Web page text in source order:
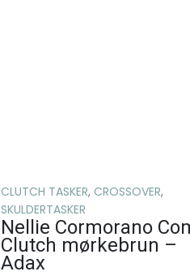
CLUTCH TASKER, CROSSOVER,
SKULDERTASKER
Nellie Cormorano
Clutch mørkebrun –
Adax